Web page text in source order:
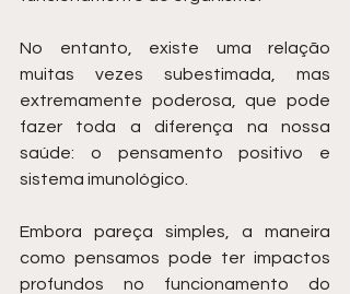
No entanto, existe uma relação
muitas vezes subestimada, mas
extremamente poderosa, que pode
fazer toda a diferença na nossa
saúde: o pensamento positivo e
sistema imunológico.
Embora pareça simples, a maneira
como pensamos pode ter impactos
profundos no funcionamento do